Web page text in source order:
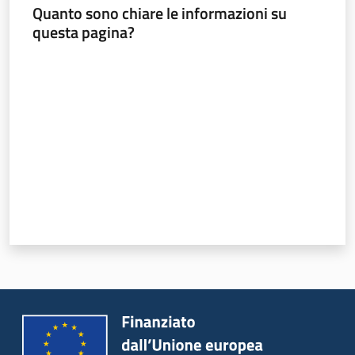
risorse
Quanto sono chiare le informazioni su
questa pagina?